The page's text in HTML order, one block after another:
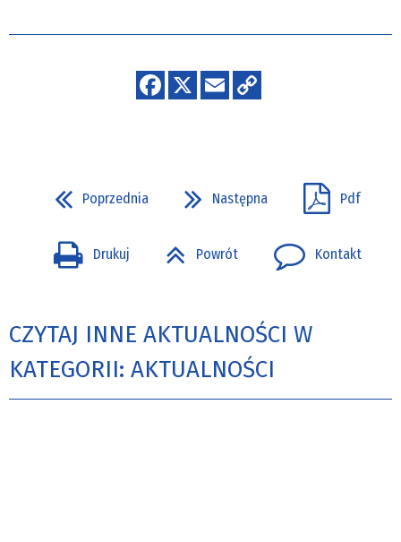
Poprzednia Następna Pdf
Drukuj Powrót Kontakt
CZYTAJ INNE AKTUALNOŚCI W
KATEGORII: AKTUALNOŚCI